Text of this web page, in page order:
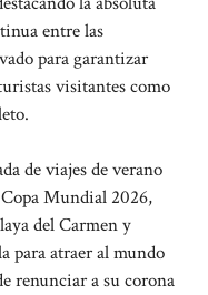
entre las
para garantizar
visitantes como
de viajes de verano
Mundial 2026,
del Carmen y
para atraer al mundo
renunciar a su corona